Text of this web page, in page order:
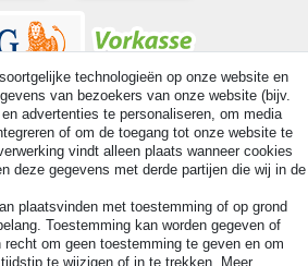
rechten voorbehouden. - All rights
VAT. 19% VAT Basic prices see article detail
to the UK!
technologieën op onze website en
van bezoekers van onze website (bijv.
en advertenties te personaliseren, om media
of om de toegang tot onze website te
vindt alleen plaats wanneer cookies
deze gegevens met derde partijen die wij in de
plaatsvinden met toestemming of op grond
Toestemming kan worden gegeven of
om geen toestemming te geven en om
te wijzigen of in te trekken. Meer